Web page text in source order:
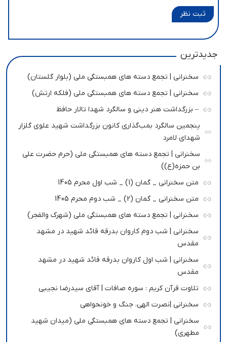
ثبت نظر
جدیدترین
سخنرانی | تجمع دسته های همبستگی ملی (بلوار گلستان)
سخنرانی | تجمع دسته های همبستگی ملی (فلکه ارتش)
– بزرگداشت هنر دینی و سالگرد شهدا تالار حافظ
پنجمین سالگرد بمب‌گذاری کانون بزرگداشت شهید علوی گلزار
شهدای لامرد
سخنرانی | تجمع دسته های همبستگی ملی (حرم حضرت علی
بن حمزه(ع))
متن سخنرانی _ گمان (1) _ شب اول محرم 1405
متن سخنرانی _ گمان (2) _ شب دوم محرم 1405
سخنرانی | تجمع دسته های همبستگی ملی (شهرک والفجر)
سخنرانی | شب دوم کاروان بدرقه قائد شهید در مشهد
مقدس
سخنرانی | شب اول کاروان بدرقه قائد شهید در مشهد
مقدس
تلاوت قرآن کریم : سوره صافات | آقای سیدرضا نجیبی
سخنرانی |نصرت الهی، جنگ و خونحواهی
سخنرانی | تجمع دسته های همبستگی ملی (میدان شهید
مطهری)